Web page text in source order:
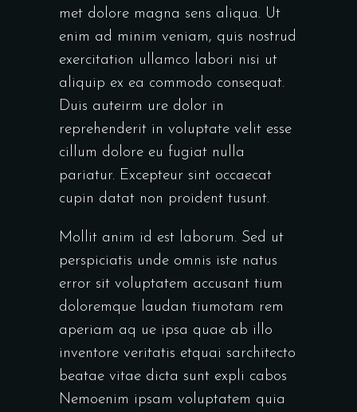
met dolore magna sens aliqua. Ut
enim ad minim veniam, quis nostrud
exercitation ullamco labori nisi ut
aliquip ex ea commodo consequat.
Duis auteirm ure dolor in
reprehenderit in voluptate velit esse
cillum dolore eu fugiat nulla
pariatur. Excepteur sint occaecat
cupin datat non proident tusunt.
Mollit anim id est laborum. Sed ut
perspiciatis unde omnis iste natus
error sit voluptatem accusant tium
doloremque laudan tiumotam rem
aperiam aq ue ipsa quae ab illo
inventore veritatis etquai sarchitecto
beatae vitae dicta sunt expli cabos
Nemoenim ipsam voluptatem quia